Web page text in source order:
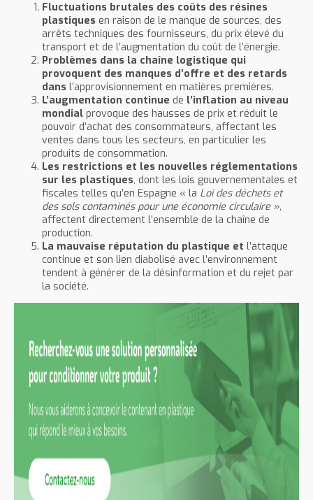
Fluctuations brutales des coûts des résines
plastiques en raison de le manque de sources, des
arrêts techniques des fournisseurs, du prix élevé du
transport et de l’augmentation du coût de l’énergie.
Problèmes dans la chaîne logistique qui
provoquent des manques d’offre et des retards
dans l’approvisionnement en matières premières.
L’augmentation continue de l’inflation au niveau
mondial provoque des hausses de prix et réduit le
pouvoir d’achat des consommateurs, affectant les
ventes dans tous les secteurs, en particulier les
produits de consommation.
Les restrictions et les nouvelles réglementations
sur les plastiques, dont les lois gouvernementales et
fiscales telles qu’en Espagne « la Loi des déchets et
des sols contaminés pour une économie circulaire »,
affectent directement l’ensemble de la chaîne de
production.
La mauvaise réputation du plastique et l’attaque
continue et son lien diabolisé avec l’environnement
tendent à générer de la désinformation et du rejet par
la société.